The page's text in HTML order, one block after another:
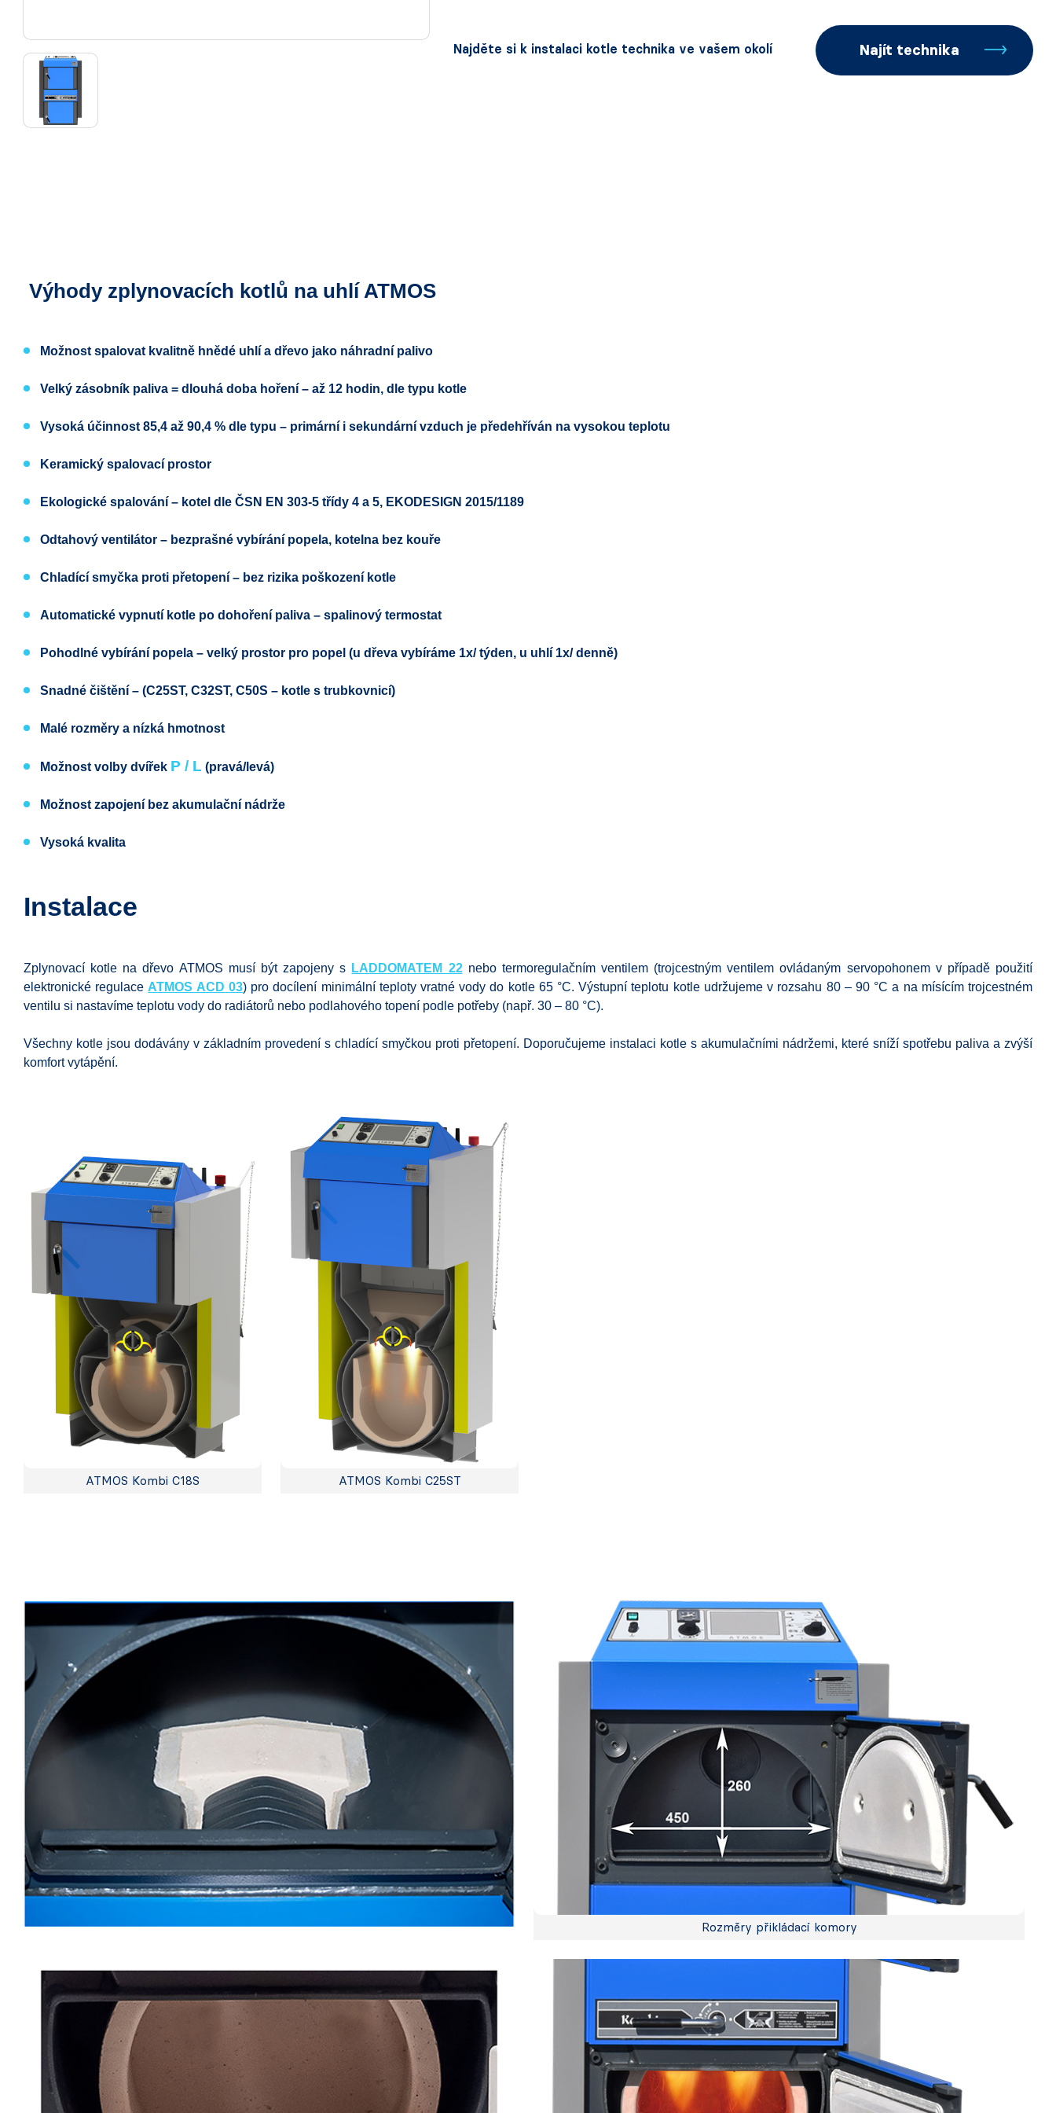
Najděte si k instalaci kotle technika ve vašem okolí Najít technika
Výhody zplynovacích kotlů na uhlí ATMOS
Možnost spalovat kvalitně hnědé uhlí a dřevo jako náhradní palivo
Velký zásobník paliva = dlouhá doba hoření – až 12 hodin, dle typu kotle
Vysoká účinnost 85,4 až 90,4 % dle typu – primární i sekundární vzduch je předehříván na vysokou teplotu
Keramický spalovací prostor
Ekologické spalování – kotel dle ČSN EN 303-5 třídy 4 a 5, EKODESIGN 2015/1189
Odtahový ventilátor – bezprašné vybírání popela, kotelna bez kouře
Chladící smyčka proti přetopení – bez rizika poškození kotle
Automatické vypnutí kotle po dohoření paliva – spalinový termostat
Pohodlné vybírání popela – velký prostor pro popel (u dřeva vybíráme 1x/ týden, u uhlí 1x/ denně)
Snadné čištění – (C25ST, C32ST, C50S – kotle s trubkovnicí)
Malé rozměry a nízká hmotnost
Možnost volby dvířek P / L (pravá/levá)
Možnost zapojení bez akumulační nádrže
Vysoká kvalita
Instalace
Zplynovací kotle na dřevo ATMOS musí být zapojeny s LADDOMATEM 22nebo termoregulačním ventilem (trojcestným ventilem ovládaným servopohonem v případě použití
elektronické regulace ATMOS ACD 03) pro docílení minimální teploty vratné vody do kotle 65 °C. Výstupní teplotu kotle udržujeme v rozsahu 80 – 90 °C a na mísícím trojcestném
ventilu si nastavíme teplotu vody do radiátorů nebo podlahového topení podle potřeby (např. 30 – 80 °C).
Všechny kotle jsou dodávány v základním provedení s chladící smyčkou proti přetopení. Doporučujeme instalaci kotle s akumulačními nádržemi, které sníží spotřebu paliva a zvýší
komfort vytápění.
ATMOS Kombi C18S ATMOS Kombi C25ST
Rozměry přikládací komory